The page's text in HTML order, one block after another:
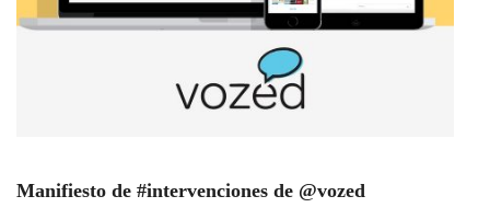
Manifiesto de #intervenciones de @vozed